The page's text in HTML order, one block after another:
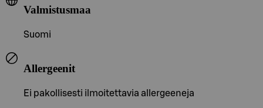
Valmistusmaa
Suomi
Allergeenit
Ei pakollisesti ilmoitettavia allergeeneja